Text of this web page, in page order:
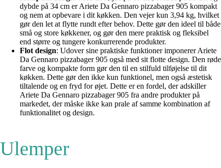
dybde på 34 cm er Ariete Da Gennaro pizzabager 905 kompakt
og nem at opbevare i dit køkken. Den vejer kun 3,94 kg, hvilket
gør den let at flytte rundt efter behov. Dette gør den ideel til både
små og store køkkener, og gør den mere praktisk og fleksibel
end større og tungere konkurrerende produkter.
Flot design: Udover sine praktiske funktioner imponerer Ariete
Da Gennaro pizzabager 905 også med sit flotte design. Den røde
farve og kompakte form gør den til en stilfuld tilføjelse til dit
køkken. Dette gør den ikke kun funktionel, men også æstetisk
tiltalende og en fryd for øjet. Dette er en fordel, der adskiller
Ariete Da Gennaro pizzabager 905 fra andre produkter på
markedet, der måske ikke kan prale af samme kombination af
funktionalitet og design.
Ulemper